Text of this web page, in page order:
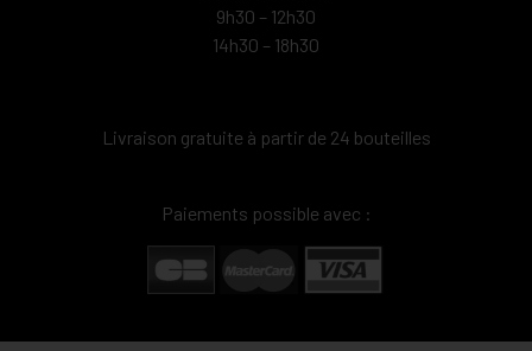
9h30 – 12h30
14h30 – 18h30
Livraison gratuite à partir de 24 bouteilles
Paiements possible avec :